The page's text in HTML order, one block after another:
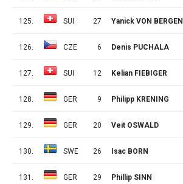
125. SUI 27 Yanick VON BERGEN
126. CZE 6 Denis PUCHALA
127. SUI 12 Kelian FIEBIGER
128. GER 9 Philipp KRENING
129. GER 20 Veit OSWALD
130. SWE 26 Isac BORN
131. GER 29 Phillip SINN